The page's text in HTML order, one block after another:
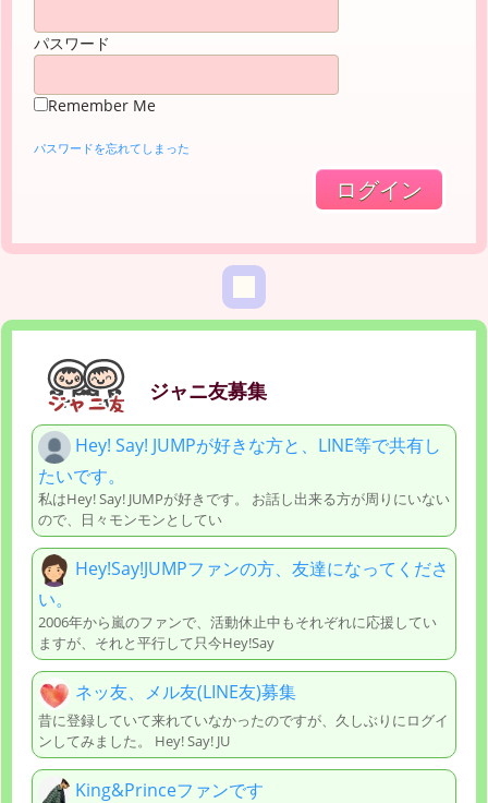
パスワード
Remember Me
パスワードを忘れてしまった
ジャニ友募集
Hey! Say! JUMPが好きな方と、LINE等で共有し
たいです。
私はHey! Say! JUMPが好きです。 お話し出来る方が周りにいない
ので、日々モンモンとしてい
Hey!Say!JUMPファンの方、友達になってくださ
い。
2006年から嵐のファンで、活動休止中もそれぞれに応援してい
ますが、それと平行して只今Hey!Say
ネッ友、メル友(LINE友)募集
昔に登録していて来れていなかったのですが、久しぶりにログイ
ンしてみました。 Hey! Say! JU
King&Princeファンです